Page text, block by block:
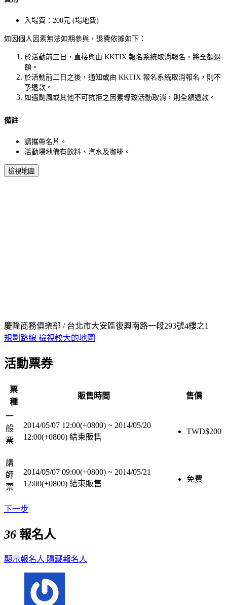
入場費：200元 (場地費)
如因個人因素無法如期參與，退費依據如下：
於活動前三日，直接與由 KKTIX 報名系統取消報名，將全額退
額。
於活動前二日之後，通知或由 KKTIX 報名系統取消報名，則不
予退款。
如遇颱風或其他不可抗拒之因素導致活動取消，則全額退款。
備註
請攜帶名片。
活動場地備有飲料、汽水及咖啡。
檢視地圖
慶隆商務俱樂部 / 台北市大安區復興南路一段293號4樓之1
規劃路線 檢視較大的地圖
活動票券
票
種
販售時間 售價
一
般
票
2014/05/07 12:00(+0800) ~ 2014/05/20
12:00(+0800) 結束販售
TWD$200
講
師
票
2014/05/07 09:00(+0800) ~ 2014/05/21
12:00(+0800) 結束販售
免費
下一步
36 報名人
顯示報名人 隱藏報名人